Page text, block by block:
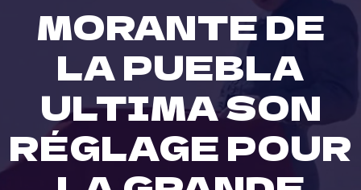
MORANTE DE
LA PUEBLA
ULTIMA SON
RÉGLAGE POUR